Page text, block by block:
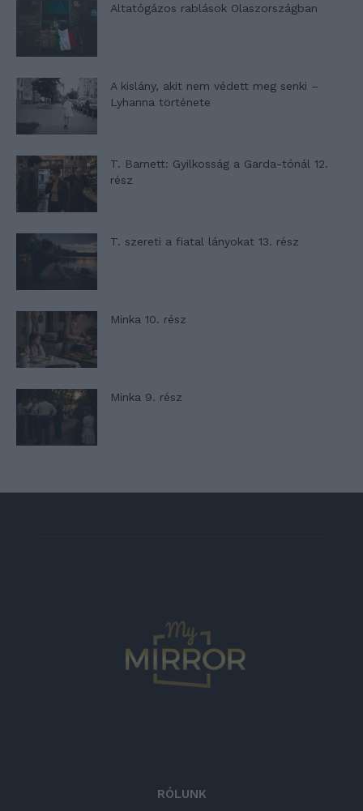
Altatógázos rablások Olaszországban
A kislány, akit nem védett meg senki –
Lyhanna története
T. Barnett: Gyilkosság a Garda-tónál 12.
rész
T. szereti a fiatal lányokat 13. rész
Minka 10. rész
Minka 9. rész
RÓLUNK